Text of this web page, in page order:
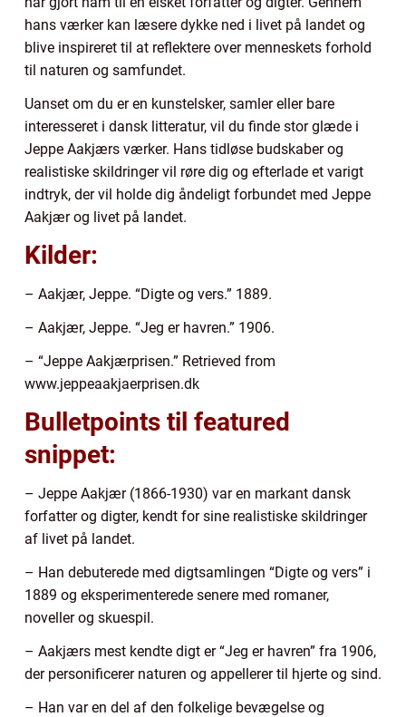
hans værker kan læsere dykke ned i livet på landet og
blive inspireret til at reflektere over menneskets forhold
til naturen og samfundet.
Uanset om du er en kunstelsker, samler eller bare
interesseret i dansk litteratur, vil du finde stor glæde i
Jeppe Aakjærs værker. Hans tidløse budskaber og
realistiske skildringer vil røre dig og efterlade et varigt
indtryk, der vil holde dig åndeligt forbundet med Jeppe
Aakjær og livet på landet.
Kilder:
– Aakjær, Jeppe. “Digte og vers.” 1889.
– Aakjær, Jeppe. “Jeg er havren.” 1906.
– “Jeppe Aakjærprisen.” Retrieved from
www.jeppeaakjaerprisen.dk
Bulletpoints til featured
snippet:
– Jeppe Aakjær (1866-1930) var en markant dansk
forfatter og digter, kendt for sine realistiske skildringer
af livet på landet.
– Han debuterede med digtsamlingen “Digte og vers” i
1889 og eksperimenterede senere med romaner,
noveller og skuespil.
– Aakjærs mest kendte digt er “Jeg er havren” fra 1906,
der personificerer naturen og appellerer til hjerte og sind.
– Han var en del af den folkelige bevægelse og